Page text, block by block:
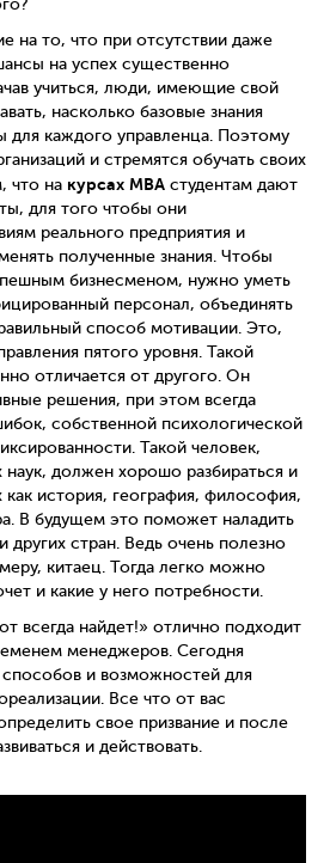
на то, что при отсутствии даже
на успех существенно
учиться, люди, имеющие свой
насколько базовые знания
для каждого управленца. Поэтому
и стремятся обучать своих
что на курсах MBA студентам дают
для того чтобы они
реального предприятия и
полученные знания. Чтобы
бизнесменом, нужно уметь
персонал, объединять
способ мотивации. Это,
пятого уровня. Такой
отличается от другого. Он
решения, при этом всегда
собственной психологической
Такой человек,
наук, должен хорошо разбираться и
как история, география, философия,
В будущем это поможет наладить
других стран. Ведь очень полезно
китаец. Тогда легко можно
и какие у него потребности.
всегда найдет!» отлично подходит
менеджеров. Сегодня
и возможностей для
Все что от вас
свое призвание и после
и действовать.